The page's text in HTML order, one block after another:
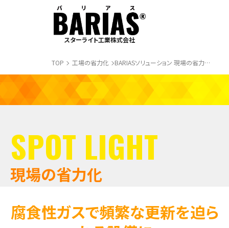
スターライト工業株式会社
TOP 工場の省力化 BARIASソリューション 現場の省力化 腐食性ガス対策
現場の省力化
SPOT LIGHT
腐食性ガスで頻繁な更新を迫ら